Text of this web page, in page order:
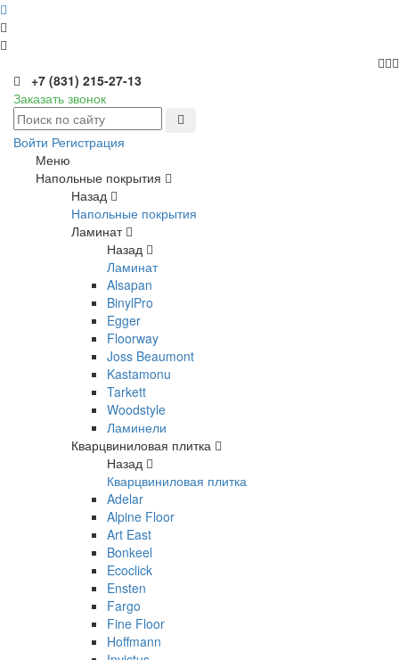
+7 (831) 215-27-13
Заказать звонок
Войти Регистрация
Меню
Напольные покрытия
Назад
Напольные покрытия
Ламинат
Назад
Ламинат
Alsapan
BinylPro
Egger
Floorway
Joss Beaumont
Kastamonu
Tarkett
Woodstyle
Ламинели
Кварцвиниловая плитка
Назад
Кварцвиниловая плитка
Adelar
Alpine Floor
Art East
Bonkeel
Ecoclick
Ensten
Fargo
Fine Floor
Hoffmann